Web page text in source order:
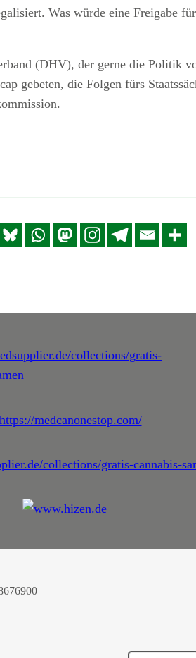
Was würde eine Freigabe
(DHV), der gerne die Politik
gebeten, die Folgen fürs